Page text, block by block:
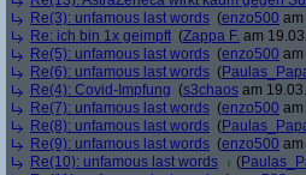
Re(3): unfamous last words (enzo500
Re: ich bin 1x geimpft (Zappa F. am
Re(5): unfamous last words (enzo500
Re(6): unfamous last words (
Re(4): Covid-Impfung (s3chaos am
Re(7): unfamous last words (enzo500
Re(8): unfamous last words (
Re(9): unfamous last words (enzo500
Re(10): unfamous last words
(